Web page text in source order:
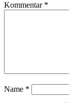
Kommentar *
Name *